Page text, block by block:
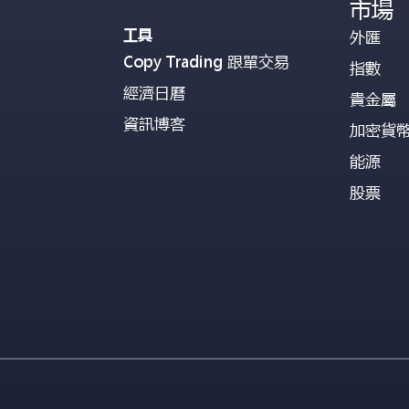
工具
Copy Trading 跟單交易
經濟日曆
資訊博客
市場
外匯
指數
貴金屬
加密貨
能源
股票